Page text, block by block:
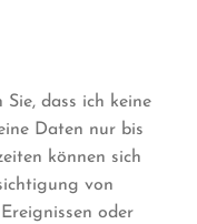
dass ich keine
Daten nur bis
können sich
von
oder